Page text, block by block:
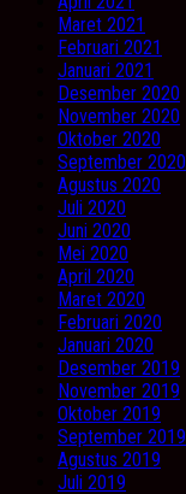
Maret 2021
Februari 2021
Januari 2021
Desember 2020
November 2020
Oktober 2020
September 2020
Agustus 2020
Juli 2020
Juni 2020
Mei 2020
April 2020
Maret 2020
Februari 2020
Januari 2020
Desember 2019
November 2019
Oktober 2019
September 2019
Agustus 2019
Juli 2019